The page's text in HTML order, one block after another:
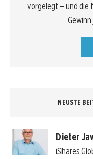
vorgelegt – und die
NEUSTE
Dieter
iShares